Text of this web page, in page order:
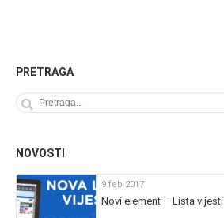
PRETRAGA
NOVOSTI
9 feb 2017
Novi element – Lista vijesti